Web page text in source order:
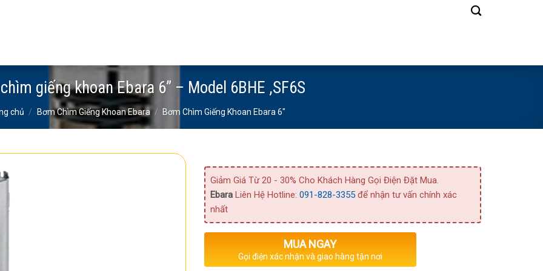
giếng khoan Ebara 6” – Model 6BHE ,SF6S
chủ / Bơm Chìm Giếng Khoan Ebara / Bơm Chìm Giếng Khoan Ebara 6"
Giảm Giá Từ 20 - 30% Cho Khách Hàng Gọi Điện Đặt Mua.
EbaraLiên Hệ Hotline: 091-828-3355để nhận tư vấn chính xác
nhất
MUA NGAY
Gọi điện xác nhận và giao hàng tận nơi